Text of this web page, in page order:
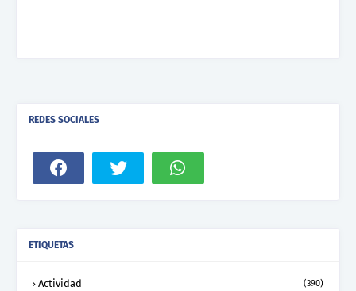
REDES SOCIALES
ETIQUETAS
Actividad (390)